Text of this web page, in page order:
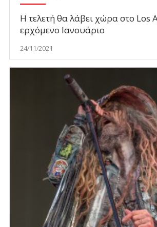
Η τελετή θα λάβει χώρα στο Los
ερχόμενο Ιανουάριο
24/11/2021